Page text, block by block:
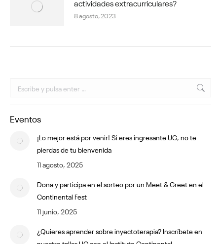
actividades extracurriculares?
8 agosto, 2023
Buscar:
Eventos
¡Lo mejor está por venir! Si eres ingresante UC, no te
pierdas de tu bienvenida
11 agosto, 2025
Dona y participa en el sorteo por un Meet & Greet en el
Continental Fest
11 junio, 2025
¿Quieres aprender sobre inyectoterapia? Inscríbete en